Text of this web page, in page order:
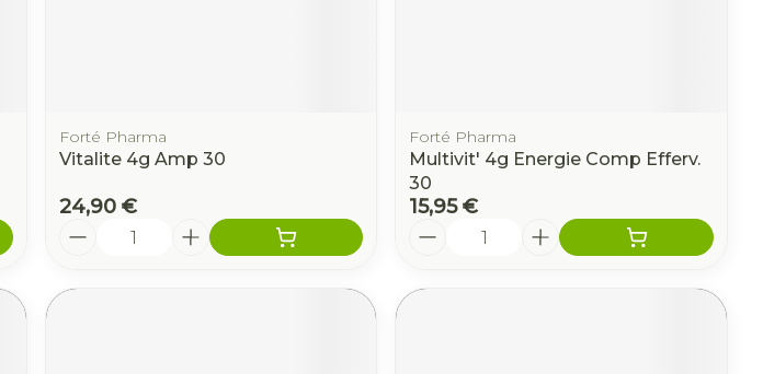
Forté Pharma
Vitalite 4g Amp 30
24,90 €
Quantité
Forté Pharma
Multivit' 4g Energie Comp Efferv.
30
15,95 €
Quantité